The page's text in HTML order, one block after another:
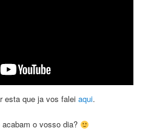
esta que ja vos faleiaqui.
o vosso dia?